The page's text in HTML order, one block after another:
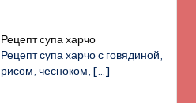
Рецепт супа харчо
Рецепт супа харчо с говядиной,
рисом, чесноком,[…]